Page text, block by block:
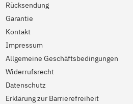
Rücksendung
Garantie
Kontakt
Impressum
Allgemeine Geschäftsbedingungen
Widerrufsrecht
Datenschutz
Erklärung zur Barrierefreiheit